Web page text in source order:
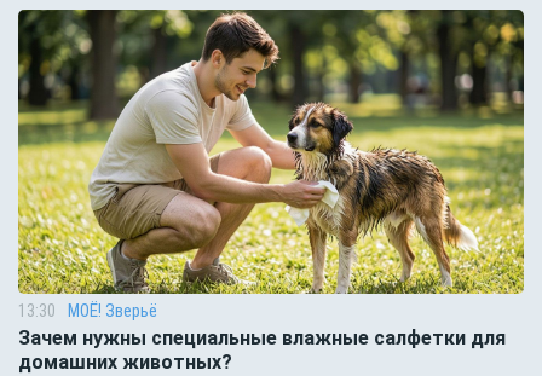
13:30 МОЁ! Зверьё
Зачем нужны специальные влажные салфетки для
домашних животных?